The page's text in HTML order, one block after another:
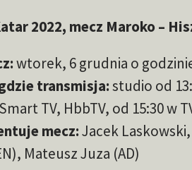
2022, mecz Maroko –
wtorek, 6 grudnia o
transmisja:studio od
TV, HbbTV, od 15:30 w
mecz:Jacek
Mateusz Juza (AD)